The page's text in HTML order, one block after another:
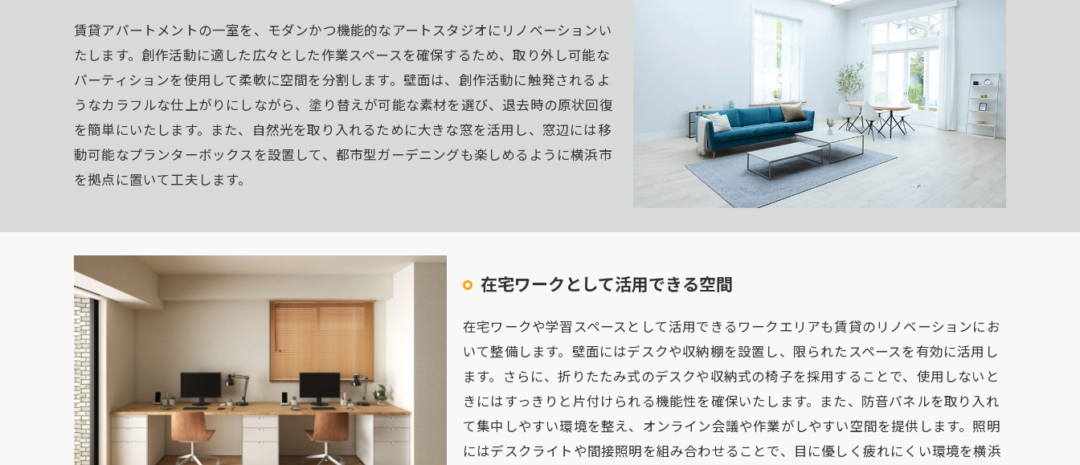
賃貸アパートメントの一室を、モダンかつ機能的なアートスタジオにリノベーションい
たします。創作活動に適した広々とした作業スペースを確保するため、取り外し可能な
パーティションを使用して柔軟に空間を分割します。壁面は、創作活動に触発されるよ
うなカラフルな仕上がりにしながら、塗り替えが可能な素材を選び、退去時の原状回復
を簡単にいたします。また、自然光を取り入れるために大きな窓を活用し、窓辺には移
動可能なプランターボックスを設置して、都市型ガーデニングも楽しめるように横浜市
を拠点に置いて工夫します。
在宅ワークとして活用できる空間
在宅ワークや学習スペースとして活用できるワークエリアも賃貸のリノベーションにお
いて整備します。壁面にはデスクや収納棚を設置し、限られたスペースを有効に活用し
ます。さらに、折りたたみ式のデスクや収納式の椅子を採用することで、使用しないと
きにはすっきりと片付けられる機能性を確保いたします。また、防音パネルを取り入れ
て集中しやすい環境を整え、オンライン会議や作業がしやすい空間を提供します。照明
にはデスクライトや間接照明を組み合わせることで、目に優しく疲れにくい環境を横浜